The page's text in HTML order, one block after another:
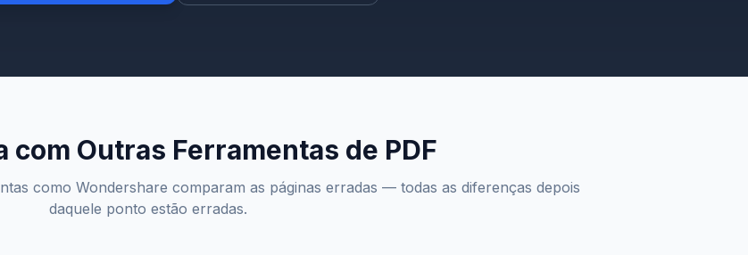
com Outras Ferramentas de PDF
como Wondershare comparam as páginas erradas — todas as diferenças depois
daquele ponto estão erradas.